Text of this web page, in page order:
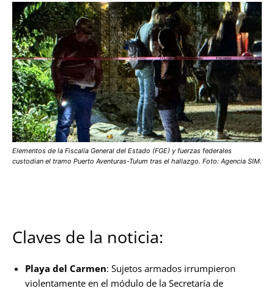
Elementos de la Fiscalía General del Estado (FGE) y fuerzas federales
custodian el tramo Puerto Aventuras-Tulum tras el hallazgo. Foto: Agencia SIM.
Claves de la noticia:
Playa del Carmen: Sujetos armados irrumpieron
violentamente en el módulo de la Secretaría de